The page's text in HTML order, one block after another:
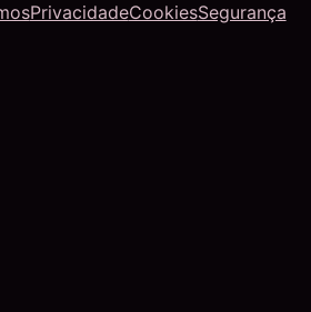
PrivacidadeCookiesSegurança